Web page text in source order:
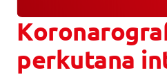
perkutana